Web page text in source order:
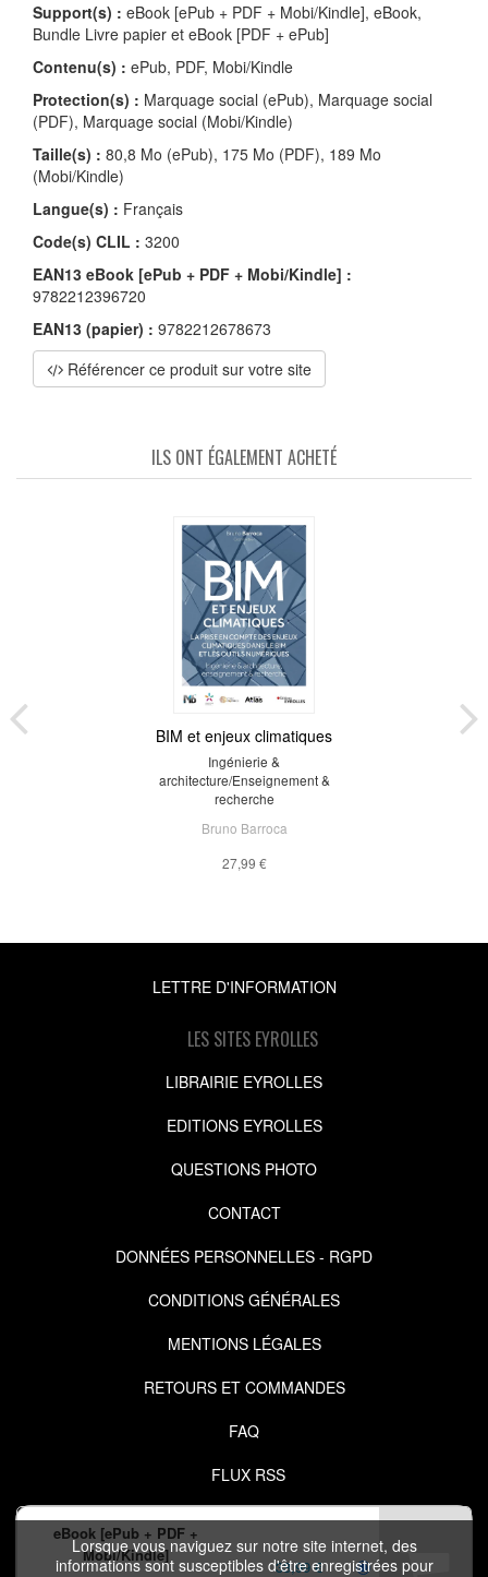
Lorsque vous naviguez sur notre site internet, des
informations sont susceptibles d'être enregistrées pour
eBook [ePub + PDF +
Mobi/Kindle]
33,99 €
Support(s) : eBook [ePub + PDF + Mobi/Kindle], eBook,
Bundle Livre papier et eBook [PDF + ePub]
Contenu(s) : ePub, PDF, Mobi/Kindle
Protection(s) : Marquage social (ePub), Marquage social
(PDF), Marquage social (Mobi/Kindle)
Taille(s) : 80,8 Mo (ePub), 175 Mo (PDF), 189 Mo
(Mobi/Kindle)
Langue(s) : Français
Code(s) CLIL : 3200
EAN13 eBook [ePub + PDF + Mobi/Kindle] :
9782212396720
EAN13 (papier) : 9782212678673
Référencer ce produit sur votre site
ILS ONT ÉGALEMENT ACHETÉ
BIM et enjeux climatiques
Ingénierie &
architecture/Enseignement &
recherche
Bruno Barroca
27,99 €
LETTRE D'INFORMATION
LES SITES EYROLLES
LIBRAIRIE EYROLLES
EDITIONS EYROLLES
QUESTIONS PHOTO
CONTACT
DONNÉES PERSONNELLES - RGPD
CONDITIONS GÉNÉRALES
MENTIONS LÉGALES
RETOURS ET COMMANDES
FAQ
FLUX RSS